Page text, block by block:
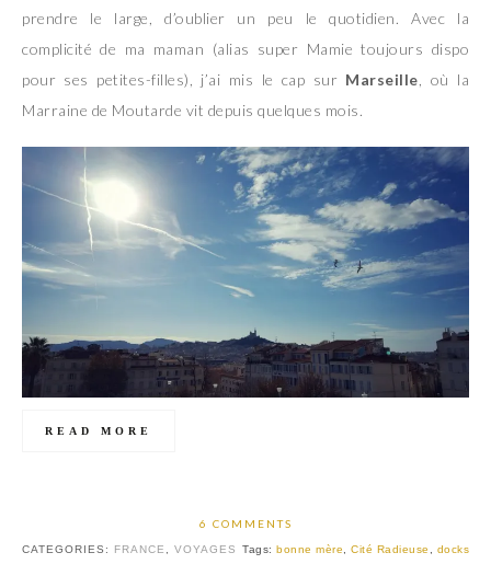
prendre le large, d’oublier un peu le quotidien. Avec la
complicité de ma maman (alias super Mamie toujours dispo
pour ses petites-filles), j’ai mis le cap sur Marseille , où la
Marraine de Moutarde vit depuis quelques mois.
READ MORE
6 COMMENTS
CATEGORIES: FRANCE VOYAGES Tags: bonne mère Cité Radieuse
docks